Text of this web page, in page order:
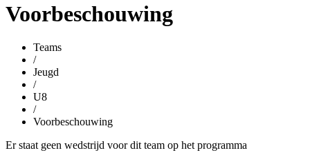
Voorbeschouwing
Teams
/
Jeugd
/
U8
/
Voorbeschouwing
Er staat geen wedstrijd voor dit team op het programma